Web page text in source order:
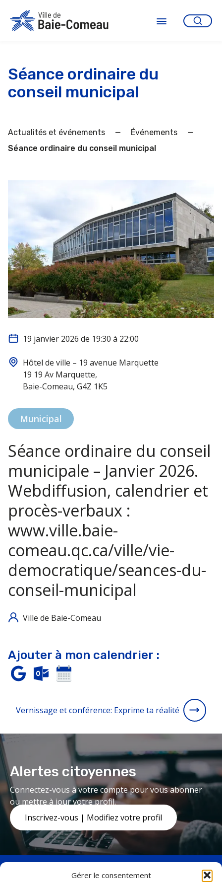
Gérer le consentement
contenu
Ouvrir
Séance ordinaire du
conseil municipal
Actualités et événements — Événements
—
Séance ordinaire du conseil municipal
19 janvier 2026 de 19:30 à 22:00
Hôtel de ville – 19 avenue Marquette
19 19 Av Marquette,
Baie-Comeau, G4Z 1K5
Municipal
Séance ordinaire du conseil
municipale – Janvier 2026.
Webdiffusion, calendrier et
procès-verbaux :
www.ville.baie-
comeau.qc.ca/ville/vie-
democratique/seances-du-
conseil-municipal
Ville de Baie-Comeau
Ajouter à mon calendrier :
Vernissage et conférence: Exprime ta réalité
Alertes citoyennes
Connectez-vous à votre compte pour vous abonner
ou mettre à jour votre profil.
Inscrivez-vous | Modifiez votre profil